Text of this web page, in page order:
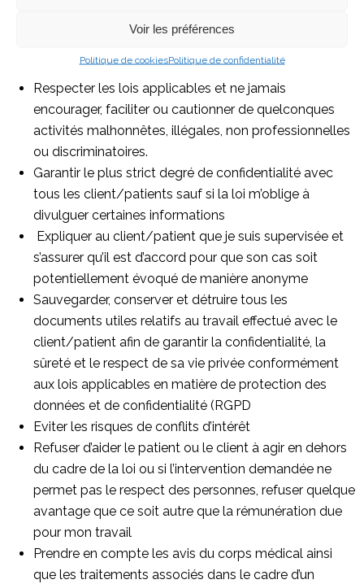
Voir les préférences
Politique de cookiesPolitique de confidentialité
Respecter les lois applicables et ne jamais
encourager, faciliter ou cautionner de quelconques
activités malhonnêtes, illégales, non professionnelles
ou discriminatoires.
Garantir le plus strict degré de confidentialité avec
tous les client/patients sauf si la loi m’oblige à
divulguer certaines informations
Expliquer au client/patient que je suis supervisée et
s’assurer qu’il est d’accord pour que son cas soit
potentiellement évoqué de manière anonyme
Sauvegarder, conserver et détruire tous les
documents utiles relatifs au travail effectué avec le
client/patient afin de garantir la confidentialité, la
sûreté et le respect de sa vie privée conformément
aux lois applicables en matière de protection des
données et de confidentialité (RGPD
Eviter les risques de conflits d’intérêt
Refuser d’aider le patient ou le client à agir en dehors
du cadre de la loi ou si l’intervention demandée ne
permet pas le respect des personnes, refuser quelque
avantage que ce soit autre que la rémunération due
pour mon travail
Prendre en compte les avis du corps médical ainsi
que les traitements associés dans le cadre d’un